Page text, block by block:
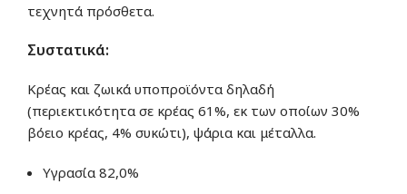
τεχνητά πρόσθετα.
Συστατικά:
Κρέας και ζωικά υποπροϊόντα δηλαδή
(περιεκτικότητα σε κρέας 61%, εκ των οποίων 30%
βόειο κρέας, 4% συκώτι), ψάρια και μέταλλα.
Υγρασία 82,0%